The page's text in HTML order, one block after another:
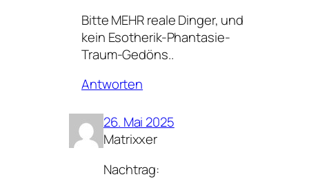
Bitte MEHR reale Dinger, und
kein Esotherik-Phantasie-
Traum-Gedöns..
Antworten
26. Mai 2025
Matrixxer
Nachtrag: